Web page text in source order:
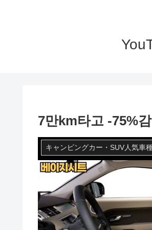
7만km타고 -75%
キャンピングカー・SUV人気車